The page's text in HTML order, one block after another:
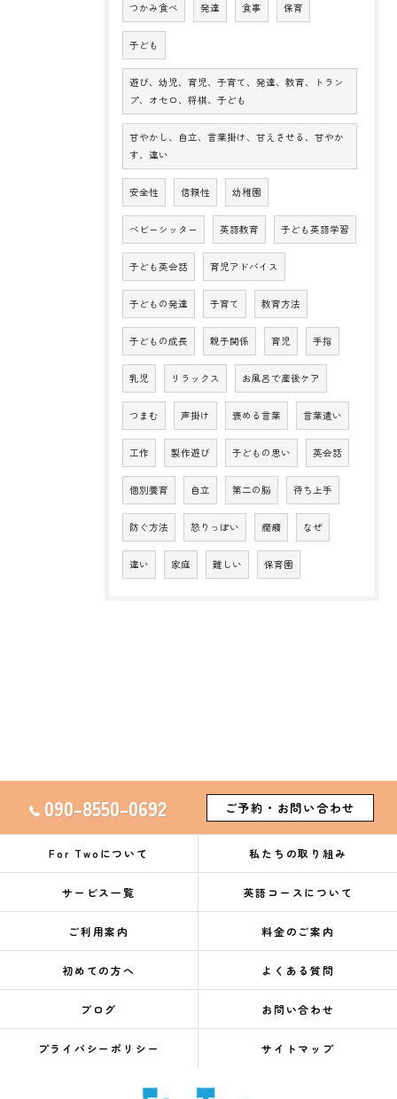
つかみ食べ 発達 食事 保育
子ども
遊び、幼児、育児、子育て、発達、教育、トラン
プ、オセロ、将棋、子ども
甘やかし、自立、言葉掛け、甘えさせる、甘やか
す、違い
安全性 信頼性 幼稚園
ベビーシッター 英語教育 子ども英語学習
子ども英会話 育児アドバイス
子どもの発達 子育て 教育方法
子どもの成長 親子関係 育児 手指
乳児 リラックス お風呂で産後ケア
つまむ 声掛け 褒める言葉 言葉遣い
工作 製作遊び 子どもの思い 英会話
個別養育 自立 第二の脳 待ち上手
防ぐ方法 怒りっぽい 癇癪 なぜ
違い 家庭 難しい 保育園
090-8550-0692 ご予約・お問い合わせ
For Twoについて 私たちの取り組み
サービス一覧 英語コースについて
ご利用案内 料金のご案内
初めての方へ よくある質問
ブログ お問い合わせ
プライバシーポリシー サイトマップ